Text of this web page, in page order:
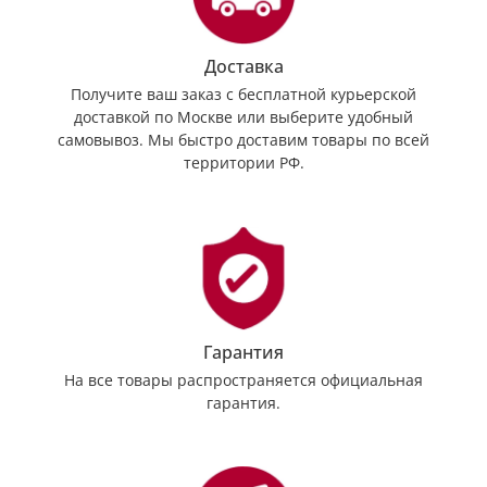
Доставка
Получите ваш заказ с бесплатной курьерской
доставкой по Москве или выберите удобный
самовывоз. Мы быстро доставим товары по всей
территории РФ.
Гарантия
На все товары распространяется официальная
гарантия.